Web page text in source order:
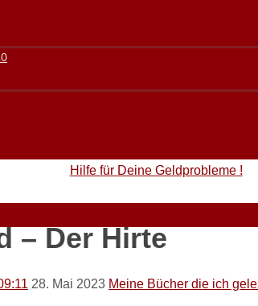
Hilfe für Deine Geldprobleme !
– Der Hirte
28. Mai 2023 Meine Bücher die ich